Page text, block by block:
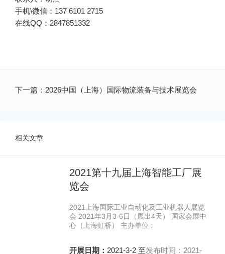
在线QQ：2847851332
下一篇： 2026中国（上海）国际物流装备与技术展览会
相关文章
2021第十九届上海智能工厂展
览会
2021上海国际工业自动化及工业机器人展览
会 2021年3月3-6日（展出4天） 国家会展中
心（上海虹桥） 主办单位 :
开展日期： 2021-3-2 至发布时间：2021-